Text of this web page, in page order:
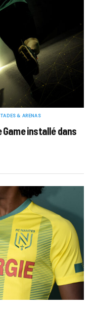
& ARENAS
Game installé dans